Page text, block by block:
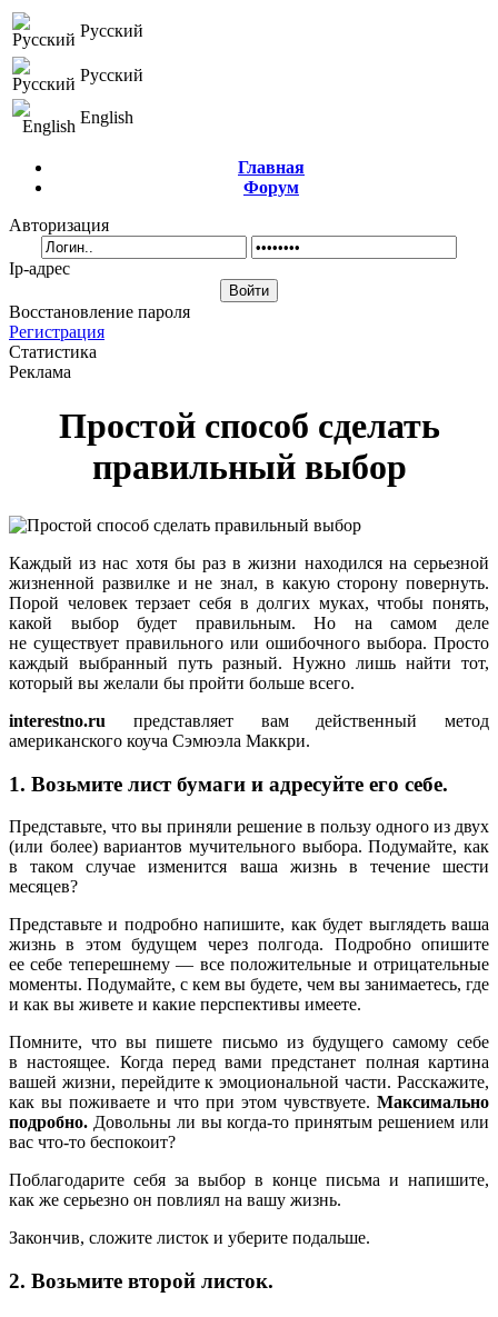
Русский
Русский
English
Главная
Форум
Авторизация
Ip-адрес
Восстановление пароля
Регистрация
Статистика
Реклама
Простой способ сделать
правильный выбор
Каждый из нас хотя бы раз в жизни находился на серьезной
жизненной развилке и не знал, в какую сторону повернуть.
Порой человек терзает себя в долгих муках, чтобы понять,
какой выбор будет правильным. Но на самом деле
не существует правильного или ошибочного выбора. Просто
каждый выбранный путь разный. Нужно лишь найти тот,
который вы желали бы пройти больше всего.
interestno.ru представляет вам действенный метод
американского коуча Сэмюэла Маккри.
1. Возьмите лист бумаги и адресуйте его себе.
Представьте, что вы приняли решение в пользу одного из двух
(или более) вариантов мучительного выбора. Подумайте, как
в таком случае изменится ваша жизнь в течение шести
месяцев?
Представьте и подробно напишите, как будет выглядеть ваша
жизнь в этом будущем через полгода. Подробно опишите
ее себе теперешнему — все положительные и отрицательные
моменты. Подумайте, с кем вы будете, чем вы занимаетесь, где
и как вы живете и какие перспективы имеете.
Помните, что вы пишете письмо из будущего самому себе
в настоящее. Когда перед вами предстанет полная картина
вашей жизни, перейдите к эмоциональной части. Расскажите,
как вы поживаете и что при этом чувствуете. Максимально
подробно. Довольны ли вы когда-то принятым решением или
вас что-то беспокоит?
Поблагодарите себя за выбор в конце письма и напишите,
как же серьезно он повлиял на вашу жизнь.
Закончив, сложите листок и уберите подальше.
2. Возьмите второй листок.